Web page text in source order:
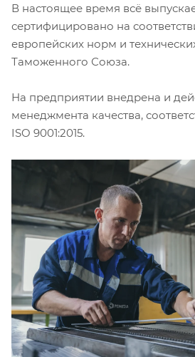
В настоящее время всё
сертифицировано на
европейских норм и
Таможенного Союза.
На предприятии внедрена и
менеджмента качества,
ISO 9001:2015.